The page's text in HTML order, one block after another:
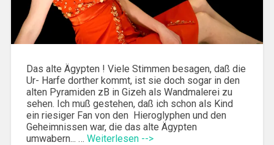
Das alte Ägypten ! Viele Stimmen besagen, daß die
Ur- Harfe dorther kommt, ist sie doch sogar in den
alten Pyramiden zB in Gizeh als Wandmalerei zu
sehen. Ich muß gestehen, daß ich schon als Kind
ein riesiger Fan von den Hieroglyphen und den
Geheimnissen war, die das alte Ägypten
umwabern... … Weiterlesen -->